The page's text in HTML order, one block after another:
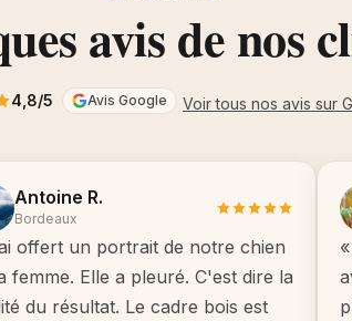
avis de nos
4,8/5 Avis Google Voir tous nos avis sur
Antoine R.
Bordeaux
offert un portrait de notre chien
femme. Elle a pleuré. C'est dire la
du résultat. Le cadre bois est